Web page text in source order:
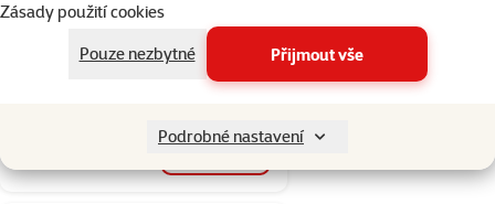
Zásady použití cookies
Pouze nezbytné
Přijmout vše
Podrobné nastavení
499 Kč